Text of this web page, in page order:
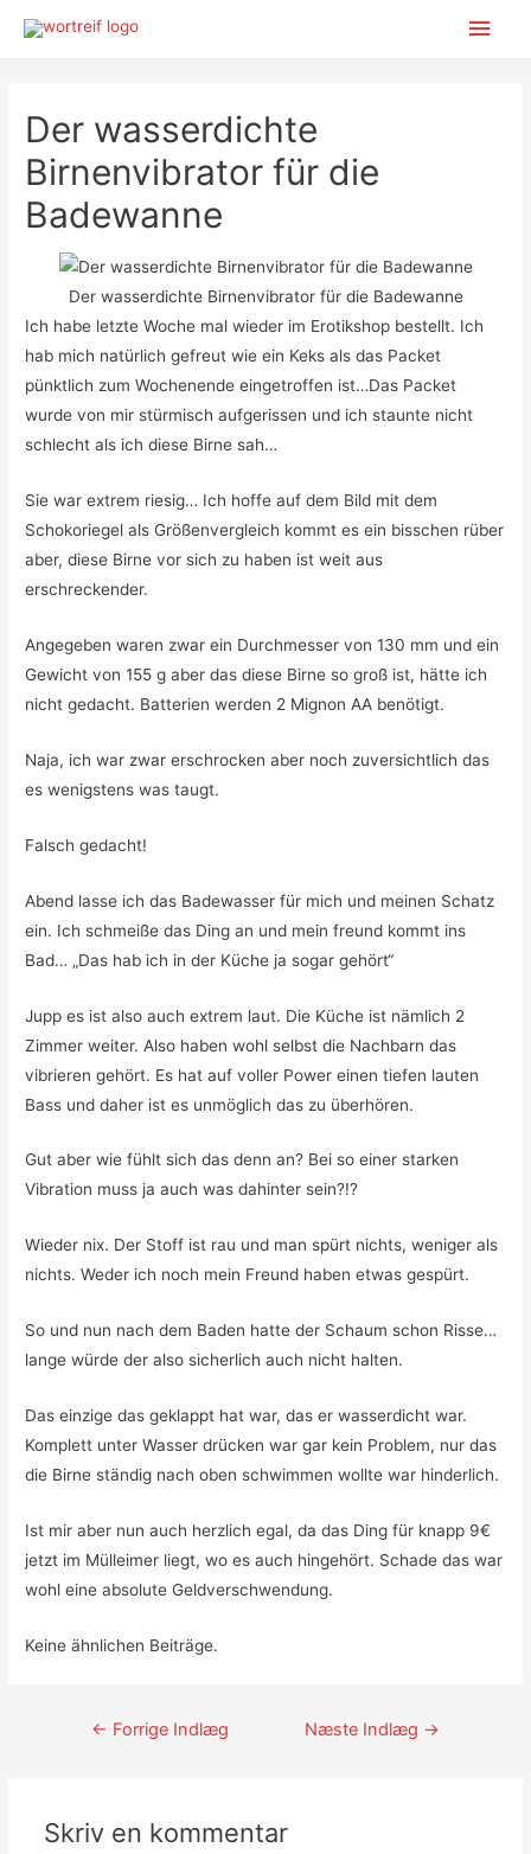
Der wasserdichte
Birnenvibrator für die
Badewanne
Der wasserdichte Birnenvibrator für die Badewanne
Ich habe letzte Woche mal wieder im Erotikshop bestellt. Ich
hab mich natürlich gefreut wie ein Keks als das Packet
pünktlich zum Wochenende eingetroffen ist…Das Packet
wurde von mir stürmisch aufgerissen und ich staunte nicht
schlecht als ich diese Birne sah…
Sie war extrem riesig… Ich hoffe auf dem Bild mit dem
Schokoriegel als Größenvergleich kommt es ein bisschen rüber
aber, diese Birne vor sich zu haben ist weit aus
erschreckender.
Angegeben waren zwar ein Durchmesser von 130 mm und ein
Gewicht von 155 g aber das diese Birne so groß ist, hätte ich
nicht gedacht. Batterien werden 2 Mignon AA benötigt.
Naja, ich war zwar erschrocken aber noch zuversichtlich das
es wenigstens was taugt.
Falsch gedacht!
Abend lasse ich das Badewasser für mich und meinen Schatz
ein. Ich schmeiße das Ding an und mein freund kommt ins
Bad… „Das hab ich in der Küche ja sogar gehört“
Jupp es ist also auch extrem laut. Die Küche ist nämlich 2
Zimmer weiter. Also haben wohl selbst die Nachbarn das
vibrieren gehört. Es hat auf voller Power einen tiefen lauten
Bass und daher ist es unmöglich das zu überhören.
Gut aber wie fühlt sich das denn an? Bei so einer starken
Vibration muss ja auch was dahinter sein?!?
Wieder nix. Der Stoff ist rau und man spürt nichts, weniger als
nichts. Weder ich noch mein Freund haben etwas gespürt.
So und nun nach dem Baden hatte der Schaum schon Risse…
lange würde der also sicherlich auch nicht halten.
Das einzige das geklappt hat war, das er wasserdicht war.
Komplett unter Wasser drücken war gar kein Problem, nur das
die Birne ständig nach oben schwimmen wollte war hinderlich.
Ist mir aber nun auch herzlich egal, da das Ding für knapp 9€
jetzt im Mülleimer liegt, wo es auch hingehört. Schade das war
wohl eine absolute Geldverschwendung.
Keine ähnlichen Beiträge.
Indlægsnavigation
← Forrige Indlæg Næste Indlæg →
Skriv en kommentar